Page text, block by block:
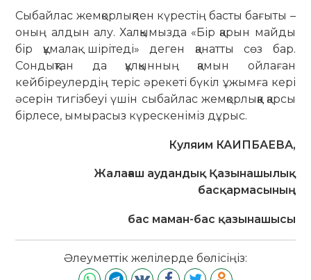
Сыбайлас жемқорлықпен күрестің басты бағыты –
оның алдын алу. Халқымызда «Бір қарын майды
бір құмалақ шірітеді» деген қанатты сөз бар.
Сондықтан да құлқынның қамын ойлаған
кейбіреулердің теріс әрекеті бүкіл ұжымға кері
әсерін тигізбеуі үшін сыбайлас жемқорлыққа қарсы
бірлесе, ымырасыз күрескеніміз дұрыс.
Куляим КАИПБАЕВА,
Жалағаш аудандық Қазынашылық
басқармасының
бас маман-бас қазынашысы
Әлеуметтік желілерде бөлісіңіз: